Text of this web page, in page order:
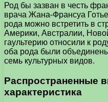
Род бы зазван в честь
врача Жана-Франсуа
рода можно встретить в
Америки, Австралии,
гаультерию относили к
оба рода были
семь культурных видов.
Распространенные
характеристика